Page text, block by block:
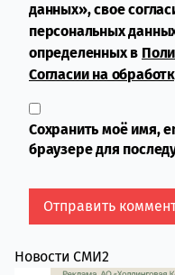
данных», свое
персональных
определенных в
Согласии на
Сохранить моё имя,
браузере для
Новости СМИ2